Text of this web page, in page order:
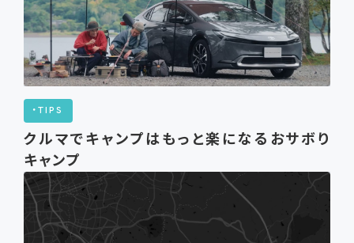
TIPS
クルマでキャンプはもっと楽になるおサボり
キャンプ